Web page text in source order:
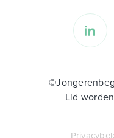
Lid worden